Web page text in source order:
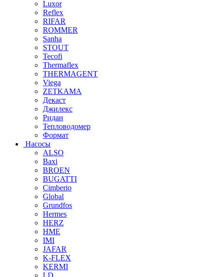
Luxor
Reflex
RIFAR
ROMMER
Sanha
STOUT
Tecofi
Thermaflex
THERMAGENT
Viega
ZETKAMA
Декаст
Джилекс
Ридан
Тепловодомер
Формат
Насосы
ALSO
Baxi
BROEN
BUGATTI
Cimberio
Global
Grundfos
Hermes
HERZ
HME
IMI
JAFAR
K-FLEX
KERMI
LD